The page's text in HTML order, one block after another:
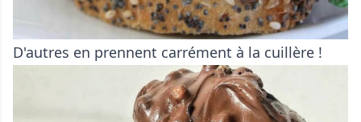
D'autres en prennent carrément à la cuillère !